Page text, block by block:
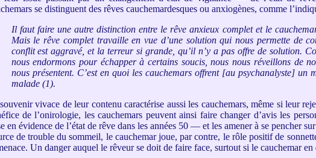
se distinguent des rêves cauchemardesques ou anxiogènes, comme
Il faut faire une autre distinction entre le rêve anxieux complet et le
Mais le rêve complet travaille en vue d’une solution qui nous permette de
conflit est aggravé, et la terreur si grande, qu’il n’y a pas offre de solution.
nous endormons pour échapper à certains soucis, nous nous réveillons de
nous présentent. C’est en quoi les cauchemars offrent [au psychanalyste] un
malade (1).
vivace de leur contenu caractérise aussi les cauchemars, même si leur
de l’onirologie, les cauchemars peuvent ainsi faire changer d’avis les
en évidence de l’état de rêve dans les années 50 — et les amener à se pencher
de trouble du sommeil, le cauchemar joue, par contre, le rôle positif de
Un danger auquel le rêveur se doit de faire face, surtout si le cauchemar